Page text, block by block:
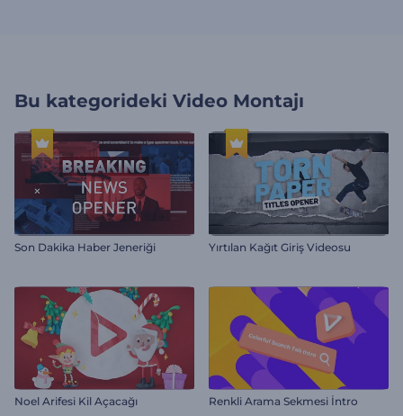
Bu kategorideki Video Montajı
Son Dakika Haber Jeneriği Yırtılan Kağıt Giriş Videosu
Noel Arifesi Kil Açacağı Renkli Arama Sekmesi İntro